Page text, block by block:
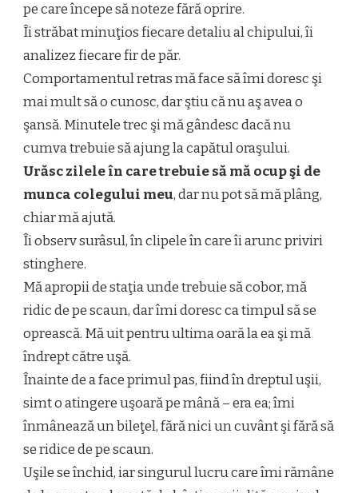
pe care începe să noteze fără oprire.
Îi străbat minuţios fiecare detaliu al chipului, îi
analizez fiecare fir de păr.
Comportamentul retras mă face să îmi doresc şi
mai mult să o cunosc, dar ştiu că nu aş avea o
şansă. Minutele trec şi mă gândesc dacă nu
cumva trebuie să ajung la capătul oraşului.
Urăsc zilele în care trebuie să mă ocup şi de
munca colegului meu, dar nu pot să mă plâng,
chiar mă ajută.
Îi observ surâsul, în clipele în care îi arunc priviri
stinghere.
Mă apropii de staţia unde trebuie să cobor, mă
ridic de pe scaun, dar îmi doresc ca timpul să se
oprească. Mă uit pentru ultima oară la ea şi mă
îndrept către uşă.
Înainte de a face primul pas, fiind în dreptul uşii,
simt o atingere uşoară pe mână – era ea; îmi
înmânează un bileţel, fără nici un cuvânt şi fără să
se ridice de pe scaun.
Uşile se închid, iar singurul lucru care îmi rămâne